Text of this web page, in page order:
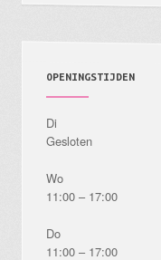
OPENINGSTIJDEN
Di
Gesloten
Wo
11:00 – 17:00
Do
11:00 – 17:00